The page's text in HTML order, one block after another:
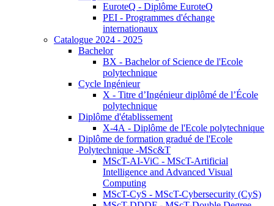
EuroteQ - Diplôme EuroteQ
PEI - Programmes d'échange
internationaux
Catalogue 2024 - 2025
Bachelor
BX - Bachelor of Science de l'Ecole
polytechnique
Cycle Ingénieur
X - Titre d’Ingénieur diplômé de l’École
polytechnique
Diplôme d'établissement
X-4A - Diplôme de l'Ecole polytechnique
Diplôme de formation gradué de l'Ecole
Polytechnique -MSc&T
MScT-AI-ViC - MScT-Artificial
Intelligence and Advanced Visual
Computing
MScT-CyS - MScT-Cybersecurity (CyS)